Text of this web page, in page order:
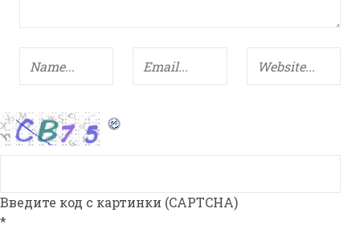
Введите код с картинки (CAPTCHA)
*